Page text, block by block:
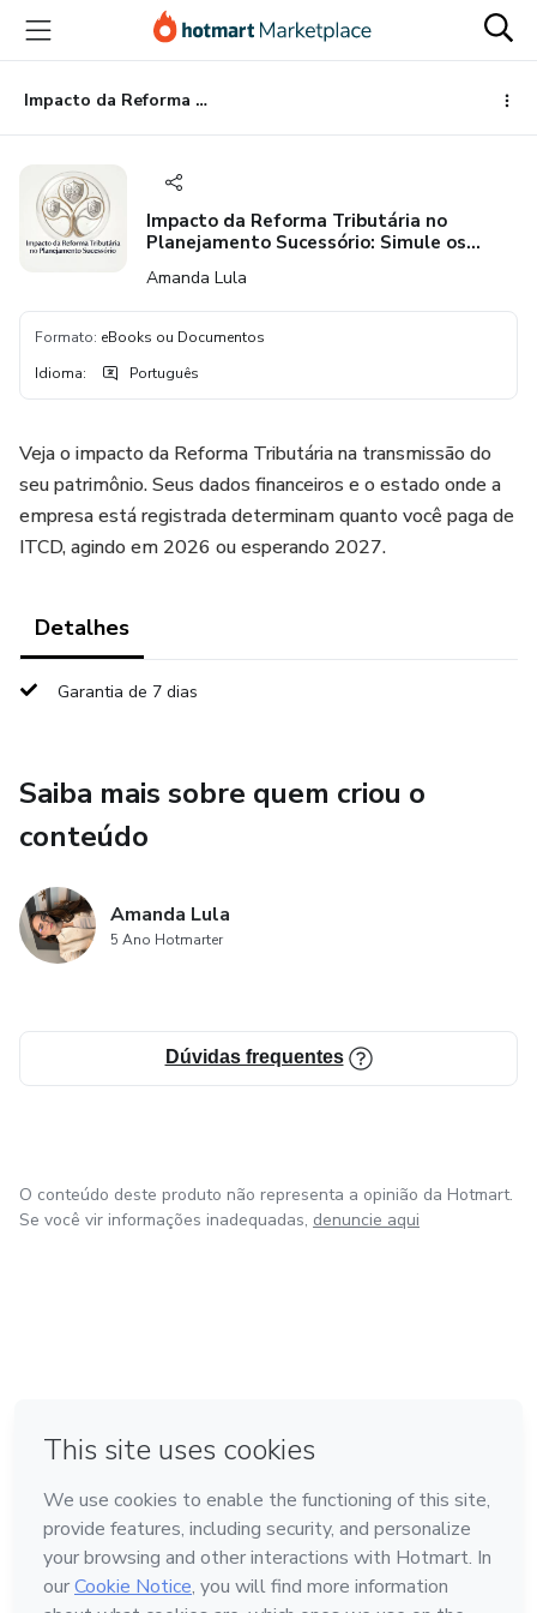
para
conteúdo
principal
para
pagamento
para
rodapé
Impacto da Reforma Tributária no Planejamento Sucessório: Simule os Cenários
Impacto da Reforma Tributária no
Planejamento Sucessório: Simule os
Amanda Lula
Formato: eBooks ou Documentos
Idioma: Português
Veja o impacto da Reforma Tributária na transmissão do
seu patrimônio. Seus dados financeiros e o estado onde a
empresa está registrada determinam quanto você paga de
ITCD, agindo em 2026 ou esperando 2027.
Detalhes
Garantia de 7 dias
Saiba mais sobre quem criou o
conteúdo
Amanda Lula
5 Ano Hotmarter
Dúvidas frequentes
O conteúdo deste produto não representa a opinião da Hotmart.
Se você vir informações inadequadas, denuncie aqui
Feito com ❤ na Cidade do México
Conheça a Hotmart